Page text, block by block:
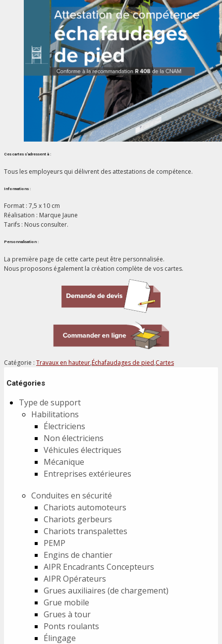
Ces cartes s’adressent à :
Tous les employeurs qui délivrent des attestations de compétence.
Informations :
Format : 7,5 x 10 cm
Réalisation : Marque Jaune
Tarifs : Nous consulter.
Personnalisation :
La première page de cette carte peut être personnalisée.
Nous proposons également la création complète de vos cartes.
Catégorie : Travaux en hauteur,Échafaudages de pied,Cartes
Catégories
Type de support
Habilitations
Électriciens
Non électriciens
Véhicules électriques
Mécanique
Entreprises extérieures
Conduites en sécurité
Chariots automoteurs
Chariots gerbeurs
Chariots transpalettes
PEMP
Engins de chantier
AIPR Encadrants Concepteurs
AIPR Opérateurs
Grues auxiliaires (de chargement)
Grue mobile
Grues à tour
Ponts roulants
Élingage